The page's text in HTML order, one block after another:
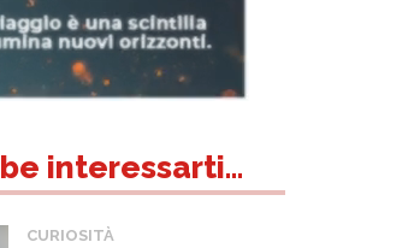
interessarti...
CURIOSITÀ